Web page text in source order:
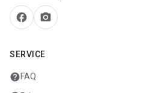
facebook camera_alt
SERVICE
helpFAQ